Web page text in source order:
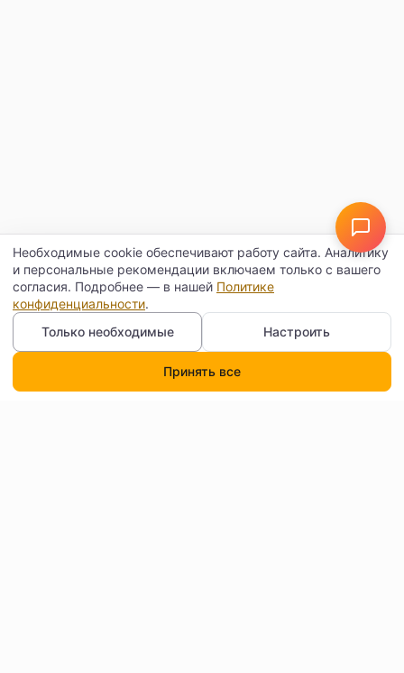
Необходимые cookie обеспечивают работу сайта. Аналитику
и персональные рекомендации включаем только с вашего
согласия. Подробнее — в нашей Политике
конфиденциальности.
Только необходимые
Настроить
Принять все